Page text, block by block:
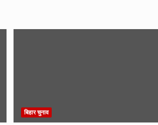
बिहार चुनाव